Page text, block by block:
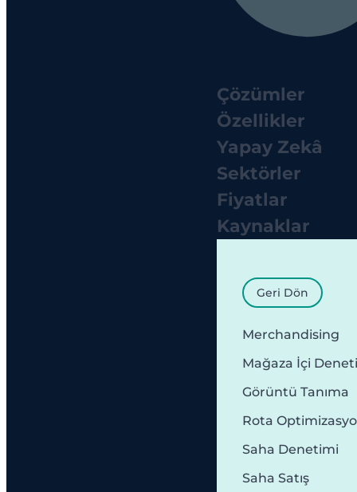
Çözümler
Özellikler
Yapay Zekâ
Sektörler
Fiyatlar
Kaynaklar
Geri Dön
Merchandising
Mağaza İçi
Görüntü Tanıma
Rota
Saha Denetimi
Saha Satış